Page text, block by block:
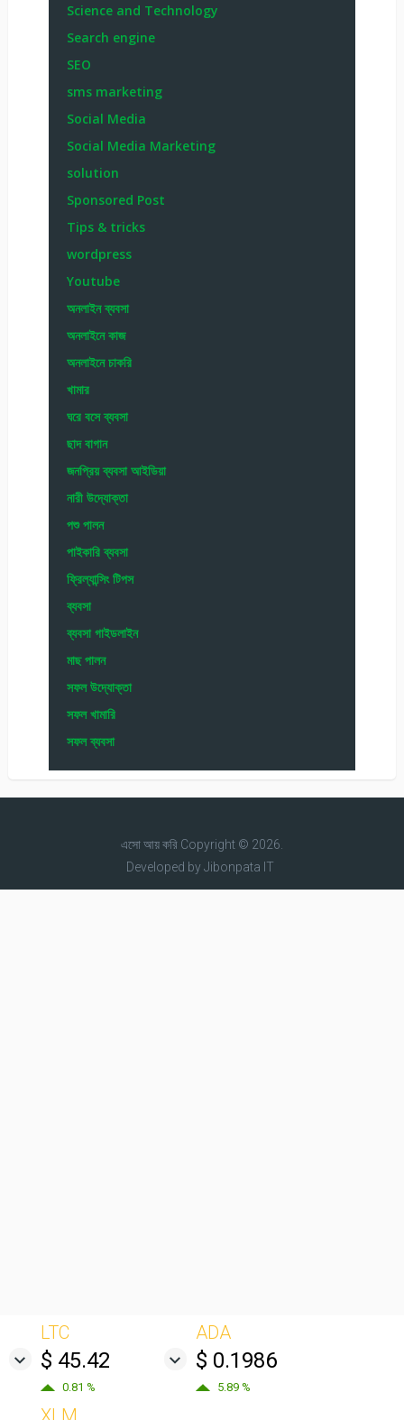
Science and Technology
Search engine
SEO
sms marketing
Social Media
Social Media Marketing
solution
Sponsored Post
Tips & tricks
wordpress
Youtube
অনলাইন ব্যবসা
অনলাইনে কাজ
অনলাইনে চাকরি
খামার
ঘরে বসে ব্যবসা
ছাদ বাগান
জনপ্রিয় ব্যবসা আইডিয়া
নারী উদ্যোক্তা
পশু পালন
পাইকারি ব্যবসা
ফ্রিল্যান্সিং টিপস
ব্যবসা
ব্যবসা গাইডলাইন
মাছ পালন
সফল উদ্যোক্তা
সফল খামারি
সফল ব্যবসা
এসো আয় করিCopyright © 2026.
Developed byJibonpata IT
LTC
$ 45.42
0.81 %
ADA
$ 0.1986
5.89 %
XLM